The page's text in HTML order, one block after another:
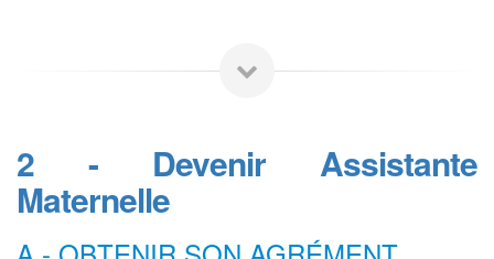
2 - Devenir Assistante
Maternelle